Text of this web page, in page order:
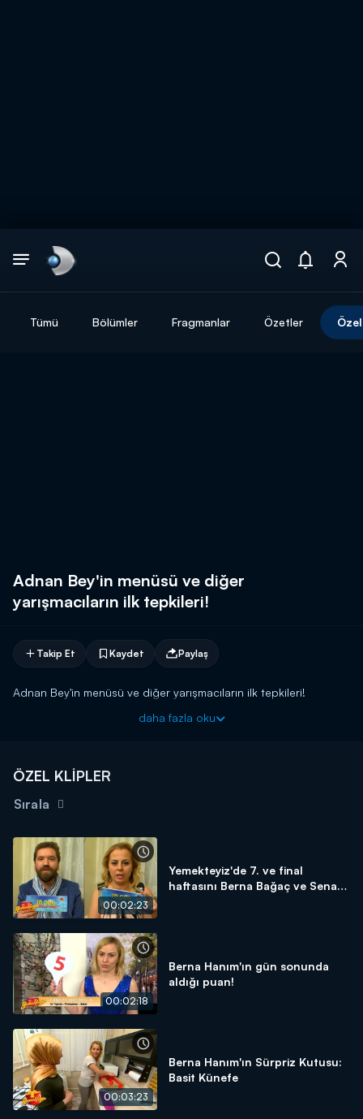
Tümü Bölümler Fragmanlar Özetler
Adnan Bey'in menüsü ve diğer
yarışmacıların ilk tepkileri!
Takip Et Kaydet Paylaş
Adnan Bey'in menüsü ve diğer yarışmacıların ilk tepkileri!
daha fazla oku
ÖZEL KLİPLER
Sırala
00:02:23
Yemekteyiz'de 7. ve final
haftasını Berna Bağaç ve Senan
00:02:18
Berna Hanım'ın gün sonunda
aldığı puan!
00:03:23
Berna Hanım'ın Sürpriz Kutusu:
Basit Künefe